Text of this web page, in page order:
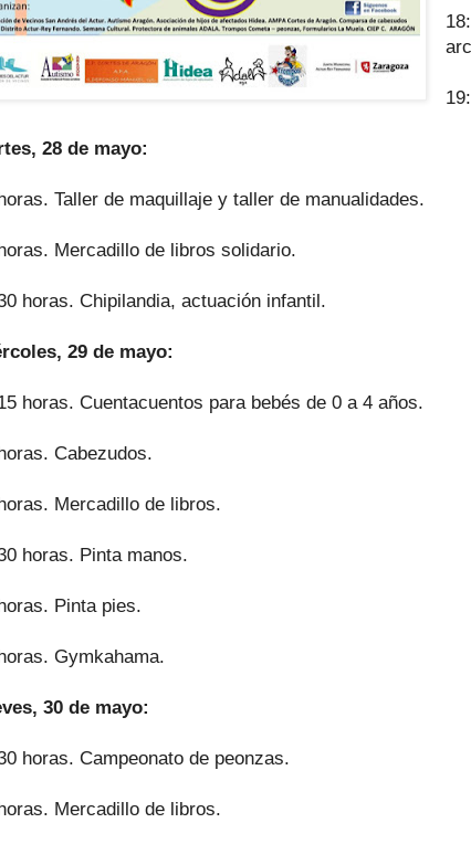
28 de mayo:
Taller de maquillaje y taller de manualidades.
Mercadillo de libros solidario.
horas. Chipilandia, actuación infantil.
29 de mayo:
horas. Cuentacuentos para bebés de 0 a 4 años.
Cabezudos.
Mercadillo de libros.
horas. Pinta manos.
Pinta pies.
Gymkahama.
30 de mayo:
horas. Campeonato de peonzas.
Mercadillo de libros.